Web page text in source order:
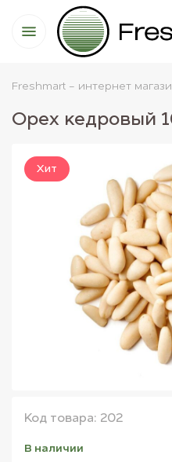
Freshmart - интернет
Орех кедровый
Хит
Код товара: 202
В наличии